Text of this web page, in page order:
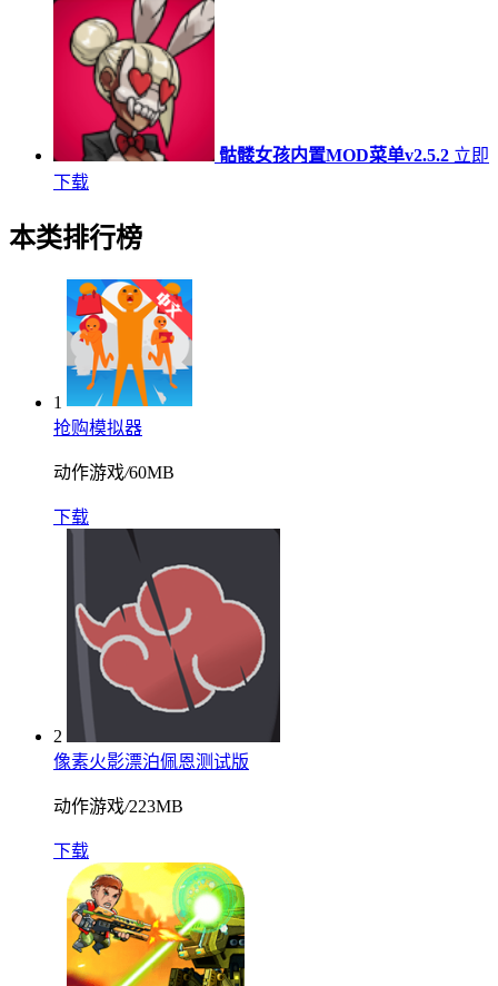
骷髅女孩内置MOD菜单v2.5.2 立即
下载
本类排行榜
1
抢购模拟器
动作游戏/60MB
下载
2
像素火影漂泊佩恩测试版
动作游戏/223MB
下载